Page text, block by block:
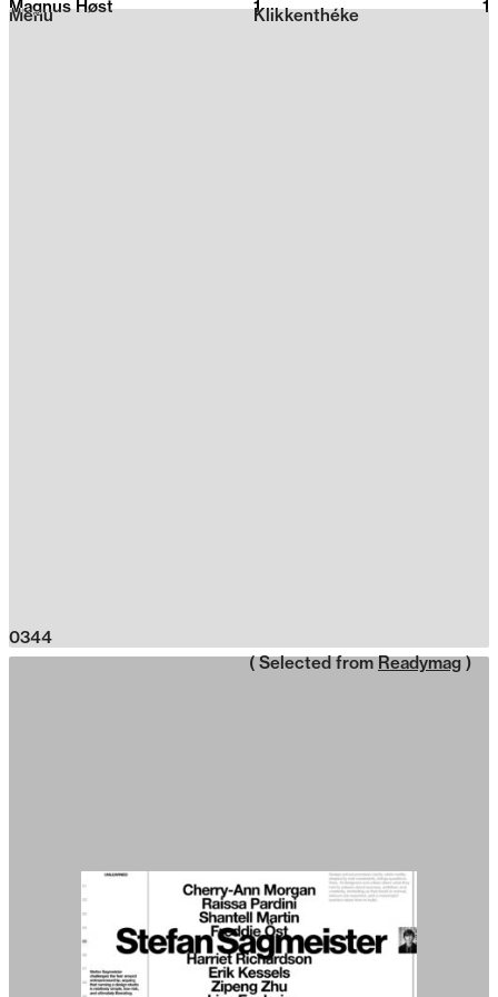
2026
Klikkenthéke
Menu
Magnus Høst 1 1
0344
( Selected from Readymag )